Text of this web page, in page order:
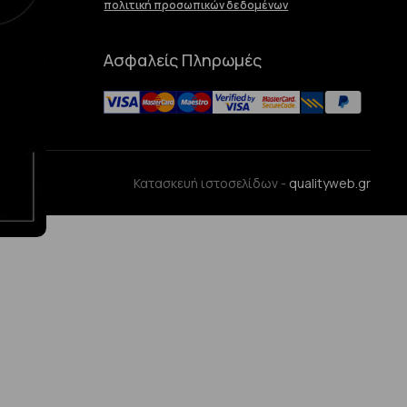
πολιτική προσωπικών δεδομένων
Ασφαλείς Πληρωμές
Κατασκευή ιστοσελίδων - qualityweb.gr